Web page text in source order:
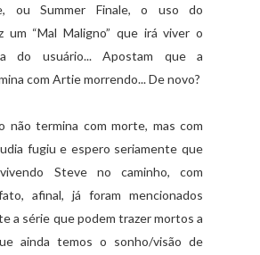
ou Summer Finale, o uso do
um “Mal Maligno” que irá viver o
do usuário... Apostam que a
com Artie morrendo... De novo?
não termina com morte, mas com
fugiu e espero seriamente que
Steve no caminho, com
afinal, já foram mencionados
a série que podem trazer mortos a
ainda temos o sonho/visão de